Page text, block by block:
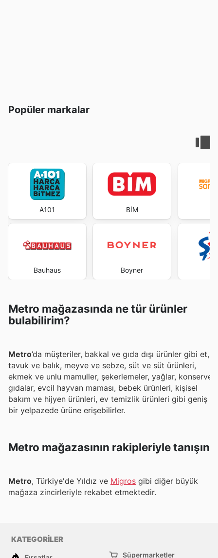
Popüler markalar
A101
Bauhaus
BİM
Boyner
Metro mağazasında ne tür ürünler
bulabilirim?
Metro’da müşteriler, bakkal ve gıda dışı ürünler gibi et,
tavuk ve balık, meyve ve sebze, süt ve süt ürünleri,
ekmek ve unlu mamuller, şekerlemeler, yağlar, konserve
gıdalar, evcil hayvan maması, bebek ürünleri, kişisel
bakım ve hijyen ürünleri, ev temizlik ürünleri gibi geniş
bir yelpazede ürüne erişebilirler.
Metro mağazasının rakipleriyle tanışın
Metro, Türkiye'de Yıldız ve Migros gibi diğer büyük
mağaza zincirleriyle rekabet etmektedir.
KATEGORİLER
Süpermarketler